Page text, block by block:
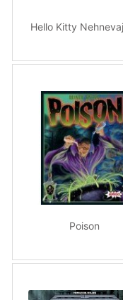
Hello Kitty
Poison